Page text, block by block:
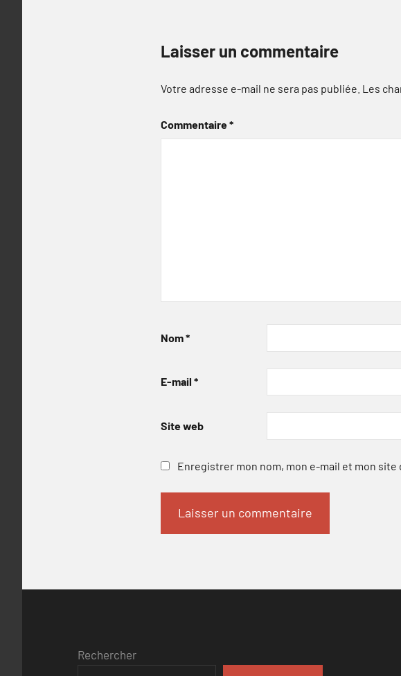
Laisser un commentaire
Votre adresse e-mail ne sera pas publiée. Les
Commentaire*
Nom*
E-mail *
Site web
Enregistrer mon nom, mon e-mail et mon
Rechercher